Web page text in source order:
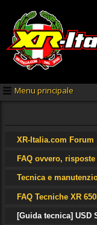
Menu principale
XR-Italia.com Forum
FAQ ovvero,
Tecnica e
FAQ Tecniche XR
[Guida tecnica] USD